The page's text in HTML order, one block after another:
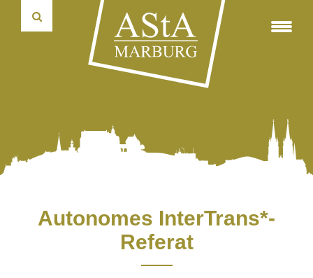
Projektförderung
Semesterticket-Rückerstattung
Transporter mieten
Wahlausschuss
Widerspruchsausschuss
Rechnungsprüfungsausschuss
Universitätspräsidium
Fahrradverleihsystem
Kulturticket
Autonome Tutorien
studentische und universitäre Selbstverwaltung
Informations- & Kommunikationstechnik
75 Jahre marburger Politikwissenschaft
autonome Tutorien
Pressemitteilungen
Reader & weiterer Lesestoff
Satzungen und Ordnungen
Autonomes InterTrans*-
Referat